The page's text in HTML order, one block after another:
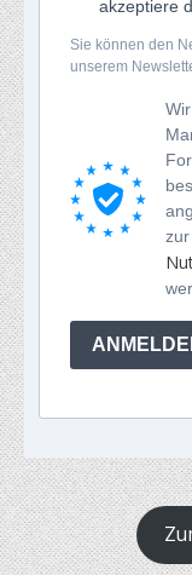
akzeptiere
Sie können den
unserem